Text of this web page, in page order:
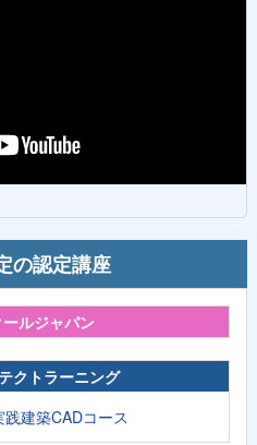
の認定講座
ルジャパン
クトラーニング
建築CADコース